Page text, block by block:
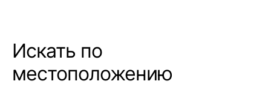
Искать по
местоположению